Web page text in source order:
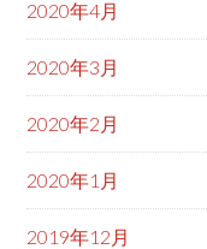
2020年4月
2020年3月
2020年2月
2020年1月
2019年12月